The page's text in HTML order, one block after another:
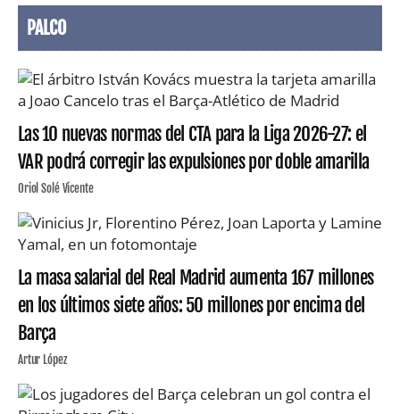
PALCO
Las 10 nuevas normas del CTA para la Liga 2026-27: el
VAR podrá corregir las expulsiones por doble amarilla
Oriol Solé Vicente
La masa salarial del Real Madrid aumenta 167 millones
en los últimos siete años: 50 millones por encima del
Barça
Artur López